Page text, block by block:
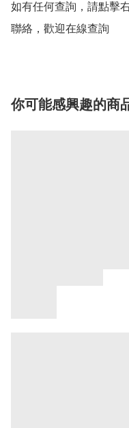
如有任何查詢，請點擊
聯絡，歡迎在線查詢
你可能感興趣的商